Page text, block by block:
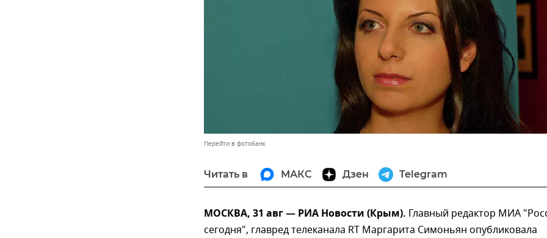
Перейти в фотобанк
Читать в МАКС Дзен Telegram
МОСКВА, 31 авг — РИА Новости (Крым). Главный редактор МИА
сегодня", главред телеканала RT Маргарита Симоньян опубликовала